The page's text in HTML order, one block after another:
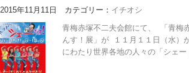
2015年11月11日 カテゴリー： イチオシ
青梅赤塚不二夫会館にて、 「青梅
んす！展」が １１月１１日（水）
にわたり世界各地の人々の「シェ